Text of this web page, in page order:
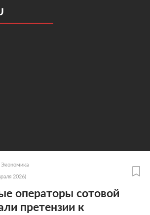
Экономика
2026)
операторы сотовой
претензии к